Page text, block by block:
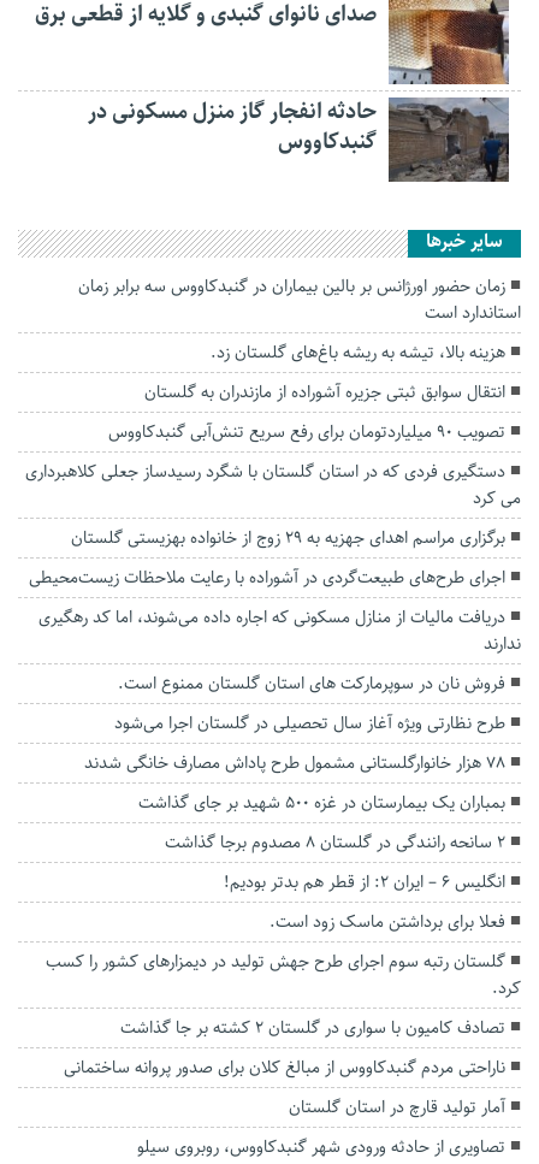
صدای نانوای گنبدی و گلایه از قطعی برق
حادثه انفجار گاز منزل مسکونی در
گنبدکاووس
سایر خبرها
زمان حضور اورژانس بر بالین بیماران در گنبدکاووس سه برابر زمان
استاندارد است
هزینه بالا، تیشه به ریشه باغ‌های گلستان زد.
انتقال سوابق ثبتی جزیره آشوراده از مازندران به گلستان
تصویب ۹۰ میلیاردتومان برای رفع سریع تنش‌آبی گنبدکاووس
دستگیری فردی که در استان گلستان با شگرد رسیدساز جعلی کلاهبرداری
می کرد
برگزاری مراسم اهدای جهزیه به ۲۹ زوج از خانواده بهزیستی گلستان
اجرای طرح‌های طبیعت‌گردی در آشوراده با رعایت ملاحظات زیست‌محیطی
دریافت مالیات از منازل مسکونی که اجاره داده می‌شوند، اما کد رهگیری
ندارند
فروش نان در سوپرمارکت های استان گلستان ممنوع است.
طرح نظارتی ویژه آغاز سال تحصیلی در گلستان اجرا می‌شود
۷۸ هزار خانوارگلستانی مشمول طرح پاداش مصارف خانگی شدند
بمباران یک بیمارستان در غزه ۵۰۰ شهید بر جای گذاشت
۲ سانحه رانندگی در گلستان ۸ مصدوم برجا گذاشت
انگلیس 6 – ایران 2: از قطر هم بدتر بودیم!
فعلا برای برداشتن ماسک زود است.
گلستان رتبه سوم اجرای طرح جهش تولید در دیمزارهای کشور را کسب
کرد.
تصادف کامیون با سواری در گلستان ۲ کشته بر جا گذاشت
ناراحتی مردم گنبدکاووس از مبالغ کلان برای صدور پروانه ساختمانی
آمار تولید قارچ در استان گلستان
تصاویری از حادثه ورودی شهر گنبدکاووس، روبروی سیلو